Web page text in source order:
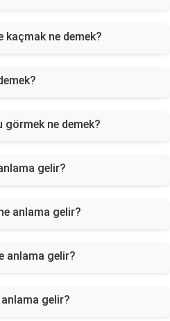
kaçmak ne demek?
görmek ne demek?
gelir?
anlama gelir?
anlama gelir?
anlama gelir?